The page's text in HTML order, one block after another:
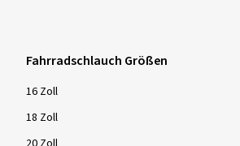
Fahrradschlauch Größen
16 Zoll
18 Zoll